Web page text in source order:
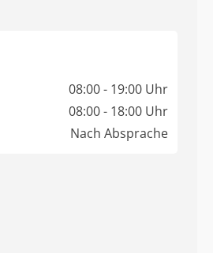
08:00 - 19:00 Uhr
08:00 - 18:00 Uhr
Nach Absprache